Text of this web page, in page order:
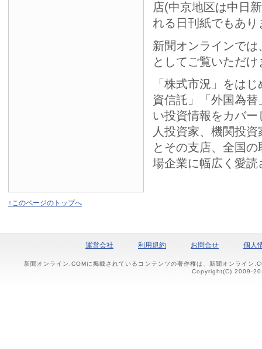
店(中京地区は中日
れる日刊紙でもあり
新聞オンラインで
としてご覧いただけ
「株式市況」をは
資信託」「外国為
い投資情報をカバ
人投資家、機関投
とその支店、全国
場企業に幅広く愛読
↑このページのトップへ
運営会社 利用規約 お問合せ 個人
新聞オンライン.COMに掲載されているコンテンツの著作権は、新聞オンライン
Copyright(C) 2009-